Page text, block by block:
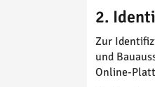
2.
Zur
und
Online-